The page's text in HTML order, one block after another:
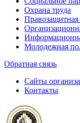
Охрана труда
Правозащитная
Молодежная
Обратная связь
Сайты
Контакты